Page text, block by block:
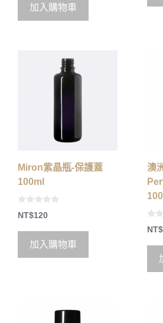
5
加入購物車
5
Miron紫晶瓶-保護蓋
100ml
0
o
t
5
NT$120
加入購物車
澳
0
o
t
5
NT$